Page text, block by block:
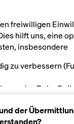
freiwilligen
hilft uns, eine
insbesondere
zu verbessern
des Doka
der